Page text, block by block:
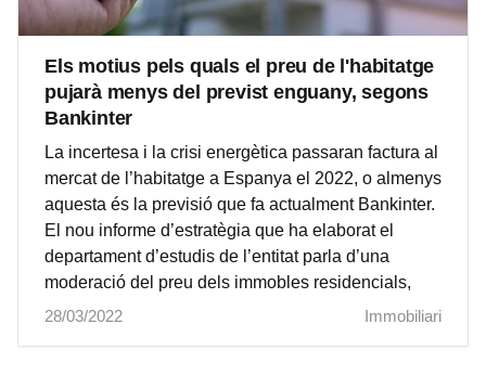
Els motius pels quals el preu de l'habitatge
pujarà menys del previst enguany, segons
Bankinter
La incertesa i la crisi energètica passaran factura al
mercat de l’habitatge a Espanya el 2022, o almenys
aquesta és la previsió que fa actualment Bankinter.
El nou informe d’estratègia que ha elaborat el
departament d’estudis de l’entitat parla d’una
moderació del preu dels immobles residencials,
28/03/2022
Immobiliari